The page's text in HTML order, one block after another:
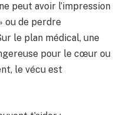
peut avoir l’impression
ou de perdre
le plan médical, une
pour le cœur ou
le vécu est